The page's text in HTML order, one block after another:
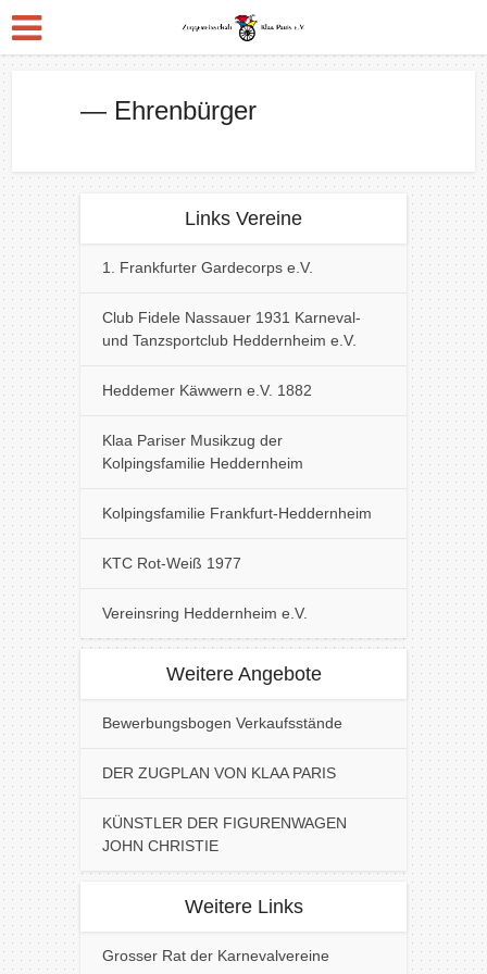
— Ehrenbürger
Links Vereine
1. Frankfurter Gardecorps e.V.
Club Fidele Nassauer 1931 Karneval-
und Tanzsportclub Heddernheim e.V.
Heddemer Käwwern e.V. 1882
Klaa Pariser Musikzug der
Kolpingsfamilie Heddernheim
Kolpingsfamilie Frankfurt-Heddernheim
KTC Rot-Weiß 1977
Vereinsring Heddernheim e.V.
Weitere Angebote
Bewerbungsbogen Verkaufsstände
DER ZUGPLAN VON KLAA PARIS
KÜNSTLER DER FIGURENWAGEN
JOHN CHRISTIE
Weitere Links
Grosser Rat der Karnevalvereine